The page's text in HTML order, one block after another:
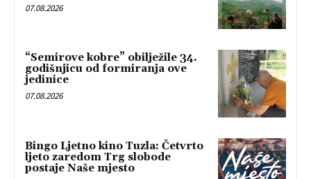
07.08.2026
“Semirove kobre” obilježile 34.
godišnjicu od formiranja ove
jedinice
07.08.2026
Bingo Ljetno kino Tuzla: Četvrto
ljeto zaredom Trg slobode
postaje Naše mjesto